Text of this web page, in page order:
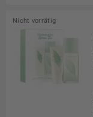
Nicht vorrätig